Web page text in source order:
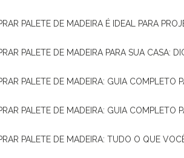
PALETE DE MADEIRA É IDEAL PARA
PALETE DE MADEIRA PARA SUA CASA:
PALETE DE MADEIRA: GUIA COMPLETO
PALETE DE MADEIRA: GUIA
PALETE DE MADEIRA: TUDO O QUE